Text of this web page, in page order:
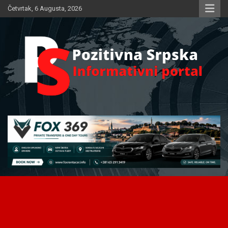
Skip
to
Četvrtak, 6 Augusta, 2026
Pozitivna Srpska